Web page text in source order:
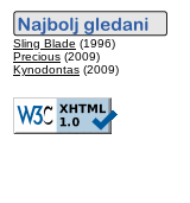
Sling Blade (1996)
Precious (2009)
Kynodontas (2009)